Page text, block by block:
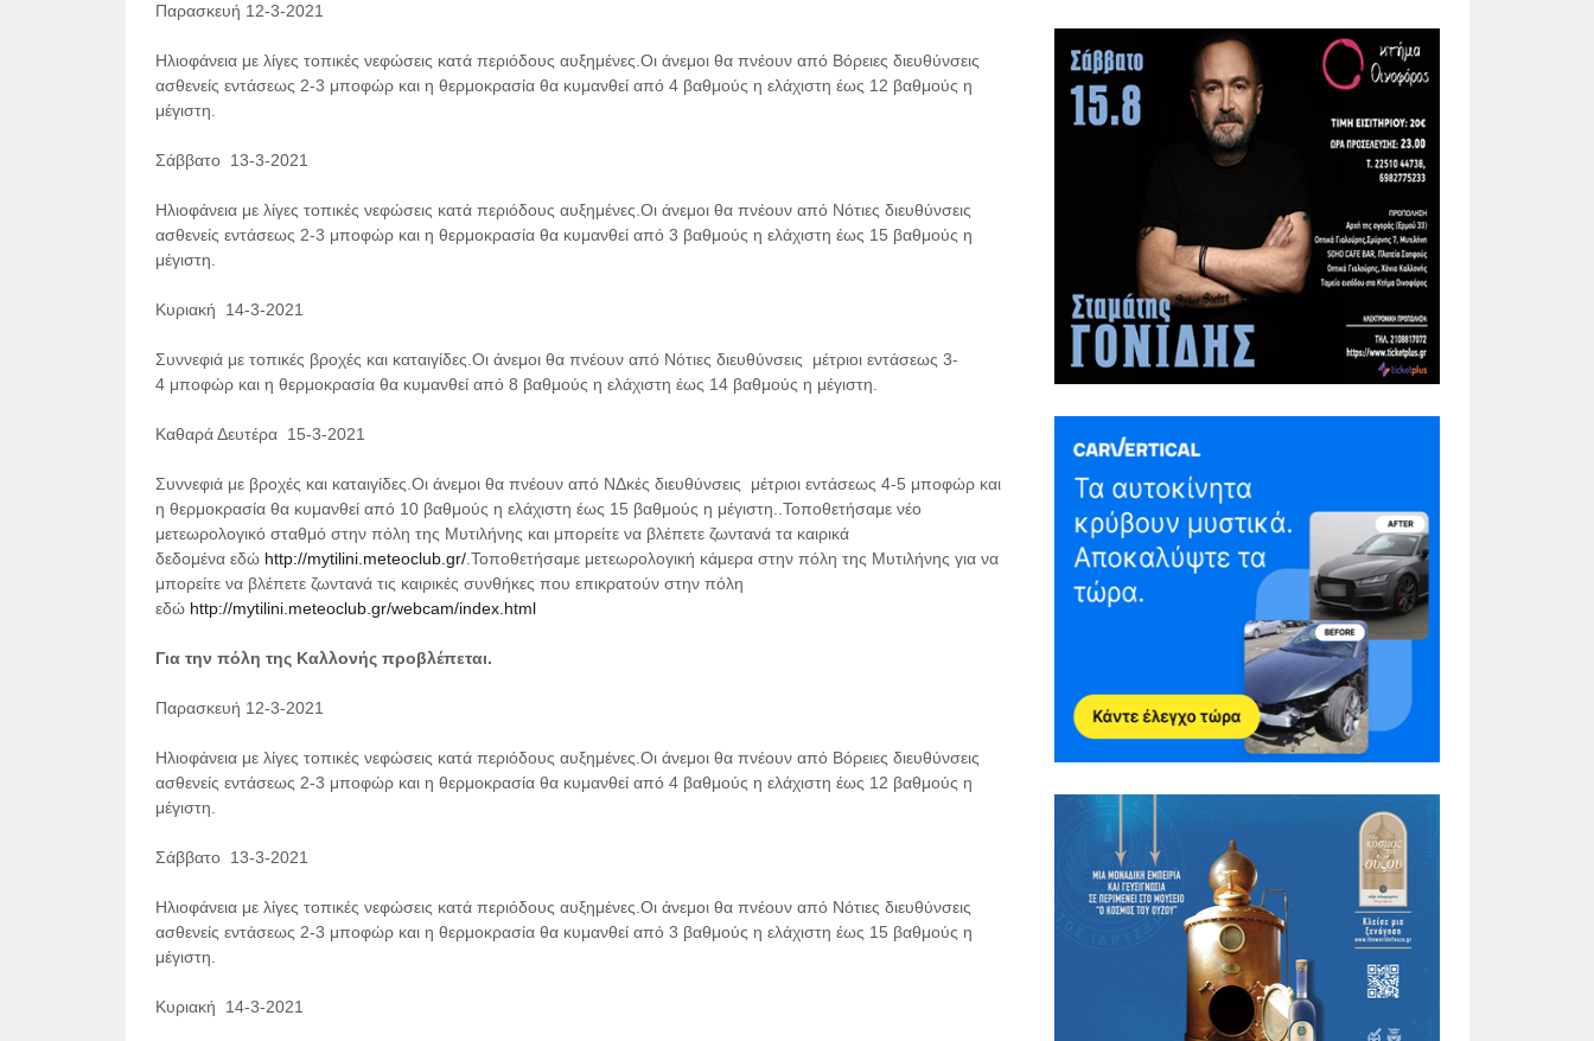
Παρασκευή 12-3-2021
Ηλιοφάνεια με λίγες τοπικές νεφώσεις κατά περιόδους αυξημένες.Οι άνεμοι θα πνέουν από Βόρειες διευθύνσεις
ασθενείς εντάσεως 2-3 μποφώρ και η θερμοκρασία θα κυμανθεί από 4 βαθμούς η ελάχιστη έως 12 βαθμούς η
μέγιστη.
Σάββατο 13-3-2021
Ηλιοφάνεια με λίγες τοπικές νεφώσεις κατά περιόδους αυξημένες.Οι άνεμοι θα πνέουν από Νότιες διευθύνσεις
ασθενείς εντάσεως 2-3 μποφώρ και η θερμοκρασία θα κυμανθεί από 3 βαθμούς η ελάχιστη έως 15 βαθμούς η
μέγιστη.
Κυριακή 14-3-2021
Συννεφιά με τοπικές βροχές και καταιγίδες.Οι άνεμοι θα πνέουν από Νότιες διευθύνσεις μέτριοι εντάσεως 3-
4 μποφώρ και η θερμοκρασία θα κυμανθεί από 8 βαθμούς η ελάχιστη έως 14 βαθμούς η μέγιστη.
Καθαρά Δευτέρα 15-3-2021
Συννεφιά με βροχές και καταιγίδες.Οι άνεμοι θα πνέουν από ΝΔκές διευθύνσεις μέτριοι εντάσεως 4-5 μποφώρ και
η θερμοκρασία θα κυμανθεί από 10 βαθμούς η ελάχιστη έως 15 βαθμούς η μέγιστη..Τοποθετήσαμε νέο
μετεωρολογικό σταθμό στην πόλη της Μυτιλήνης και μπορείτε να βλέπετε ζωντανά τα καιρικά
δεδομένα εδώ http://mytilini.meteoclub.gr/.Τοποθετήσαμε μετεωρολογική κάμερα στην πόλη της Μυτιλήνης για να
μπορείτε να βλέπετε ζωντανά τις καιρικές συνθήκες που επικρατούν στην πόλη
εδώ http://mytilini.meteoclub.gr/webcam/index.html
Για την πόλη της Καλλονής προβλέπεται.
Παρασκευή 12-3-2021
Ηλιοφάνεια με λίγες τοπικές νεφώσεις κατά περιόδους αυξημένες.Οι άνεμοι θα πνέουν από Βόρειες διευθύνσεις
ασθενείς εντάσεως 2-3 μποφώρ και η θερμοκρασία θα κυμανθεί από 4 βαθμούς η ελάχιστη έως 12 βαθμούς η
μέγιστη.
Σάββατο 13-3-2021
Ηλιοφάνεια με λίγες τοπικές νεφώσεις κατά περιόδους αυξημένες.Οι άνεμοι θα πνέουν από Νότιες διευθύνσεις
ασθενείς εντάσεως 2-3 μποφώρ και η θερμοκρασία θα κυμανθεί από 3 βαθμούς η ελάχιστη έως 15 βαθμούς η
μέγιστη.
Κυριακή 14-3-2021